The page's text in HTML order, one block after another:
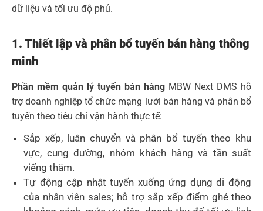
dữ liệu và tối ưu độ phủ.
1. Thiết lập và phân bổ tuyến bán hàng thông
minh
Phần mềm quản lý tuyến bán hàng MBW Next DMS hỗ
trợ doanh nghiệp tổ chức mạng lưới bán hàng và phân bổ
tuyến theo tiêu chí vận hành thực tế:
Sắp xếp, luân chuyển và phân bổ tuyến theo khu
vực, cung đường, nhóm khách hàng và tần suất
viếng thăm.
Tự động cập nhật tuyến xuống ứng dụng di động
của nhân viên sales; hỗ trợ sắp xếp điểm ghé theo